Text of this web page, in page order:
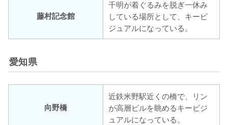
藤村記念館
千明が着ぐるみを脱ぎ一休み
している場所として、キービ
ジュアルになっている。
愛知県
向野橋
近鉄米野駅近くの橋で、リン
が高層ビルを眺めるキービジ
ュアルになっている。